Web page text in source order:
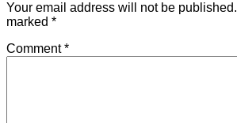
Your email address will not be published.
marked *
Comment*